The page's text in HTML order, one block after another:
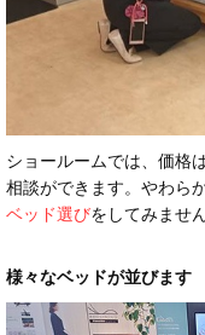
ショールームでは、価格
相談ができます。やわら
ベッド選びをしてみません
様々なベッドが並びます